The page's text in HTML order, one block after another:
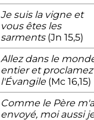
Je suis la vigne et
vous êtes les
sarments(Jn 15,5)
Allez dans le
entier et proclamez
l'Évangile(Mc 16,15)
Comme le Père m'a
envoyé, moi aussi